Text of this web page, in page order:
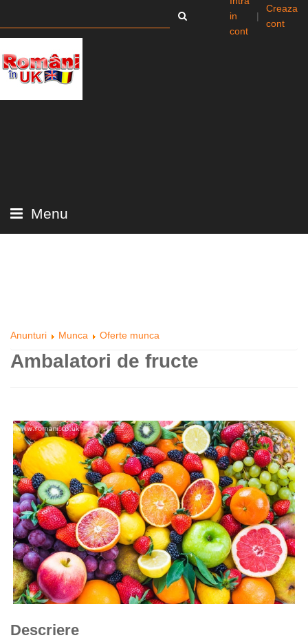
in
cont
|
Creaza
cont
Menu
Anunturi Munca Oferte munca
Ambalatori de fructe
Descriere